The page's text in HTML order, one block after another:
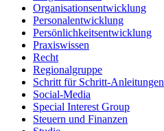
Organisationsentwicklung
Personalentwicklung
Persönlichkeitsentwicklung
Praxiswissen
Recht
Regionalgruppe
Schritt für Schritt-Anleitungen
Social-Media
Special Interest Group
Steuern und Finanzen